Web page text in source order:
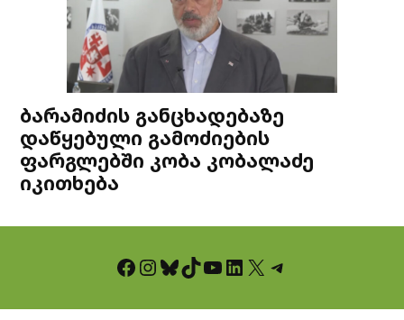
ბარამიძის განცხადებაზე
დაწყებული გამოძიების
ფარგლებში კობა კობალაძე
იკითხება
Facebook InstagramBluesky TikTok YouTube LinkedIn X Telegram